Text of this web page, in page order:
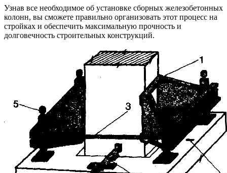
Узнав все необходимое об установке сборных железобетонных
колонн, вы сможете правильно организовать этот процесс на
стройках и обеспечить максимальную прочность и
долговечность строительных конструкций.